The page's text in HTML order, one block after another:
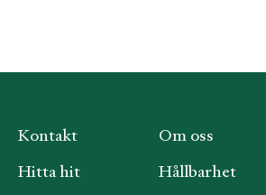
Kontakt
Hitta hit
Om oss
Hållbarhet